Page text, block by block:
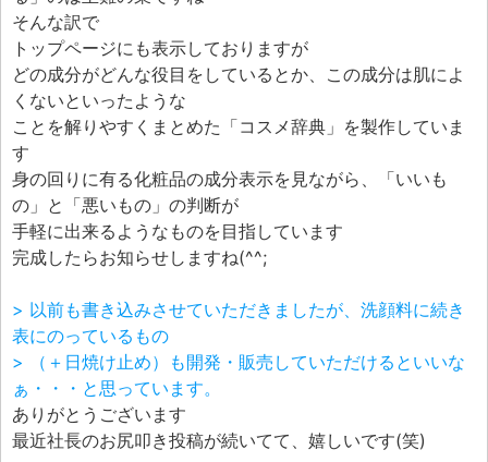
そんな訳で
トップページにも表示しておりますが
どの成分がどんな役目をしているとか、この成分は肌によ
くないといったような
ことを解りやすくまとめた「コスメ辞典」を製作していま
す
身の回りに有る化粧品の成分表示を見ながら、「いいも
の」と「悪いもの」の判断が
手軽に出来るようなものを目指しています
完成したらお知らせしますね(^^;
> 以前も書き込みさせていただきましたが、洗顔料に続き
表にのっているもの
> （＋日焼け止め）も開発・販売していただけるといいな
ぁ・・・と思っています。
ありがとうございます
最近社長のお尻叩き投稿が続いてて、嬉しいです(笑)